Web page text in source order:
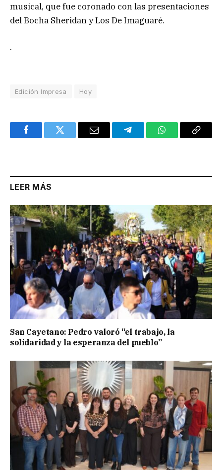
musical, que fue coronado con las presentaciones
del Bocha Sheridan y Los De Imaguaré.
.
Edición Impresa Hoy
FacebookTwitter Email TelegramWhatsAppCopy
LEER MÁS
San Cayetano: Pedro valoró “el trabajo, la
solidaridad y la esperanza del pueblo”